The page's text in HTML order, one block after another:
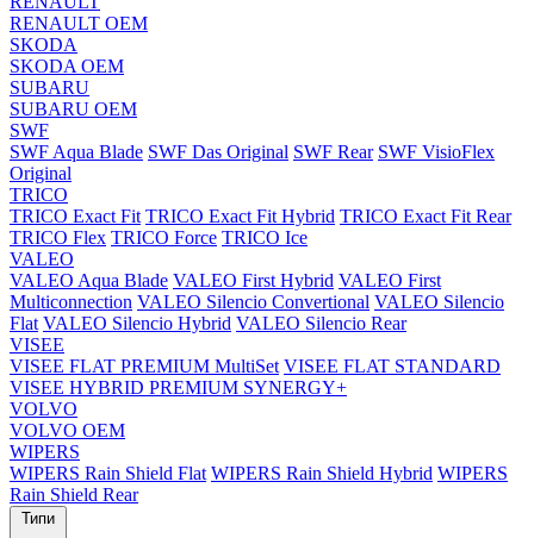
RENAULT OEM
SKODA
SKODA OEM
SUBARU
SUBARU OEM
SWF
SWF Aqua Blade SWF Das Original SWF Rear SWF VisioFlex
Original
TRICO
TRICO Exact Fit TRICO Exact Fit Hybrid TRICO Exact Fit Rear
TRICO Flex TRICO Force TRICO Ice
VALEO
VALEO Aqua Blade VALEO First Hybrid VALEO First
Multiconnection VALEO Silencio Convertional VALEO Silencio
Flat VALEO Silencio Hybrid VALEO Silencio Rear
VISEE
VISEE FLAT PREMIUM MultiSet VISEE FLAT STANDARD
VISEE HYBRID PREMIUM SYNERGY+
VOLVO
VOLVO OEM
WIPERS
WIPERS Rain Shield Flat WIPERS Rain Shield Hybrid WIPERS
Rain Shield Rear
Типи